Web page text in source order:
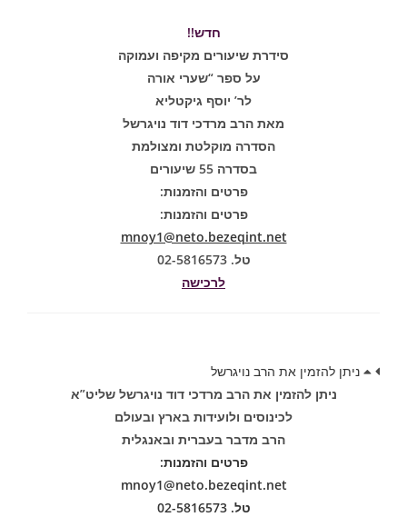
חדש!!
סידרת שיעורים מקיפה ועמוקה
על ספר “שערי אורה
לר’ יוסף גיקטליא
מאת הרב מרדכי דוד נויגרשל
הסדרה מוקלטת ומצולמת
בסדרה 55 שיעורים
פרטים והזמנות:
פרטים והזמנות:
mnoy1@neto.bezeqint.net
טל. 02-5816573
לרכישה
ניתן להזמין את הרב נויגרשל
ניתן להזמין את הרב מרדכי דוד נויגרשל שליט”א
לכינוסים ולועידות בארץ ובעולם
הרב מדבר בעברית ובאנגלית
פרטים והזמנות:
mnoy1@neto.bezeqint.net
טל. 02-5816573